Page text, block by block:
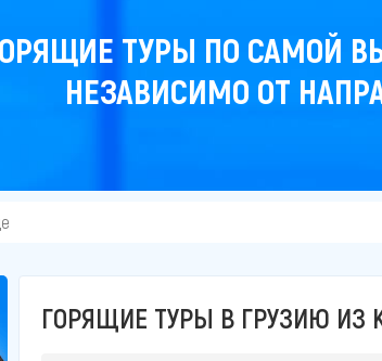
ТУРЫ ПО САМОЙ
НЕЗАВИСИМО ОТ
ГОРЯЩИЕ ТУРЫ В ГРУЗИЮ ИЗ